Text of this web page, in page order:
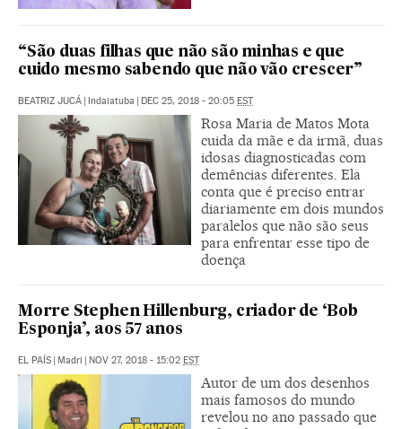
“São duas filhas que não são minhas e que
cuido mesmo sabendo que não vão crescer”
BEATRIZ JUCÁ | Indaiatuba | DEC 25, 2018 - 20:05 EST
Rosa Maria de Matos Mota
cuida da mãe e da irmã, duas
idosas diagnosticadas com
demências diferentes. Ela
conta que é preciso entrar
diariamente em dois mundos
paralelos que não são seus
para enfrentar esse tipo de
doença
Morre Stephen Hillenburg, criador de ‘Bob
Esponja’, aos 57 anos
EL PAÍS | Madri | NOV 27, 2018 - 15:02 EST
Autor de um dos desenhos
mais famosos do mundo
revelou no ano passado que